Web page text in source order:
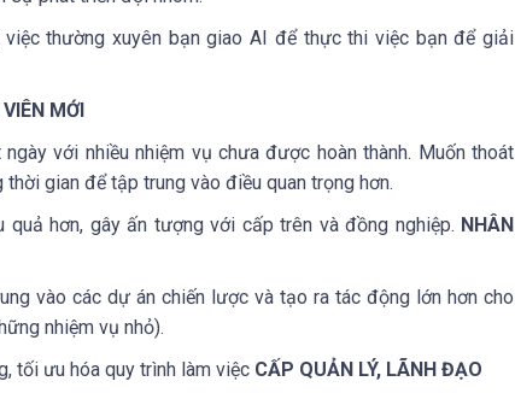
việc thường xuyên bạn giao AI để thực thi việc bạn để giải
MỚI
với nhiều nhiệm vụ chưa được hoàn thành. Muốn thoát
gian để tập trung vào điều quan trọng hơn.
quả hơn, gây ấn tượng với cấp trên và đồng nghiệp. NHÂN
vào các dự án chiến lược và tạo ra tác động lớn hơn cho
nhiệm vụ nhỏ).
tối ưu hóa quy trình làm việc CẤP QUẢN LÝ, LÃNH ĐẠO